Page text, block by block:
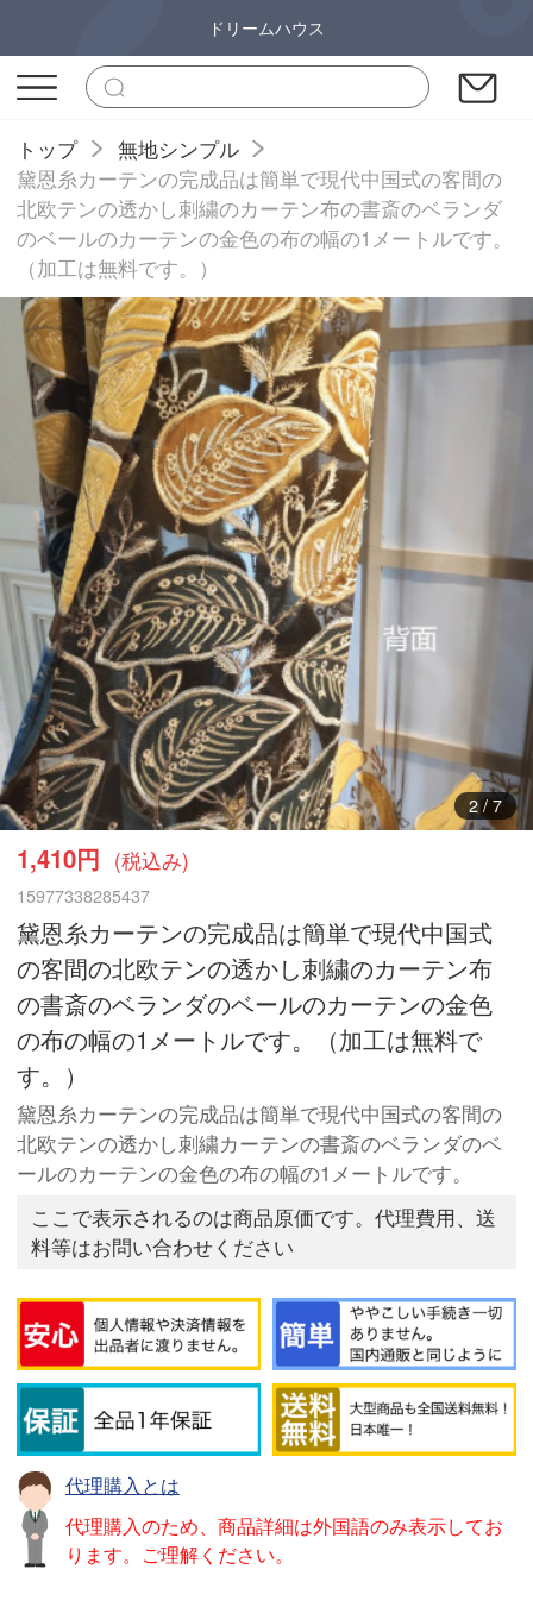
ドリームハウス
トップ
無地シンプル
黛恩糸カーテンの完成品は簡単で現代中国式の客間の
北欧テンの透かし刺繍のカーテン布の書斎のベランダ
のベールのカーテンの金色の布の幅の1メートルです。
（加工は無料です。）
3/ 7
1,410円 (税込み)
15977338285437
黛恩糸カーテンの完成品は簡単で現代中国式
の客間の北欧テンの透かし刺繍のカーテン布
の書斎のベランダのベールのカーテンの金色
の布の幅の1メートルです。（加工は無料で
す。）
黛恩糸カーテンの完成品は簡単で現代中国式の客間の
北欧テンの透かし刺繍カーテンの書斎のベランダのベ
ールのカーテンの金色の布の幅の1メートルです。
ここで表示されるのは商品原価です。代理費用、送
料等はお問い合わせください
代理購入とは
代理購入のため、商品詳細は外国語のみ表示してお
ります。ご理解ください。